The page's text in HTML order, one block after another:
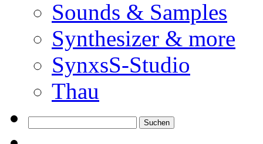
Sounds & Samples
Synthesizer & more
SynxsS-Studio
Thau
nach: